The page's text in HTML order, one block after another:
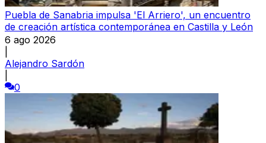
Puebla de Sanabria impulsa 'El Arriero', un encuentro
de creación artística contemporánea en Castilla y León
6 ago 2026
Alejandro Sardón
0